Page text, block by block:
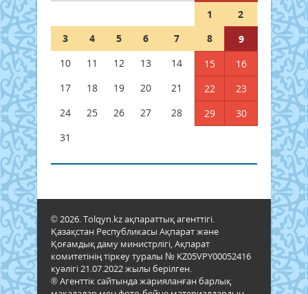
1
2
3
4 5 6 7 8
9
10
11 12 13 14 15
16
17
18 19 20 21 22
23
24
25 26 27 28 29
30
31
© 2026. Tolqyn.kz ақпараттық агенттігі.
Қазақстан Республикасы Ақпарат және
Қоғамдық даму министрлігі, Ақпарат
комитетінің тіркеу туралы № KZ05VPY00052416
куәлігі 21.07.2022 жылы берілген.
® Агенттік сайтында жарияланған барлық